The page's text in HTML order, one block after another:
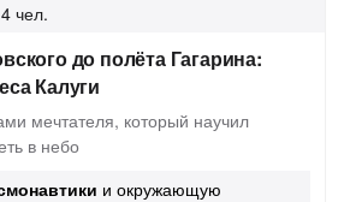
чел.
до полёта Гагарина:
Калуги
мечтателя, который научил
в небо
и окружающую